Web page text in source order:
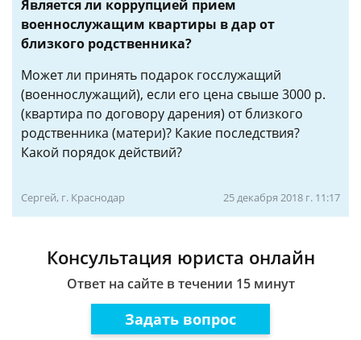
Является ли коррупцией прием
военнослужащим квартиры в дар от
близкого родственника?
Может ли принять подарок госслужащий
(военнослужащий), если его цена свыше 3000 р.
(квартира по договору дарения) от близкого
родственника (матери)? Какие последствия?
Какой порядок действий?
Сергей, г. Краснодар 25 декабря 2018 г. 11:17
Консультация юриста онлайн
Ответ на сайте в течении 15 минут
Задать вопрос